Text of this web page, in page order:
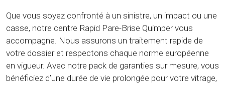
Que vous soyez confronté à un sinistre, un impact ou une
casse, notre centre Rapid Pare-Brise Quimper vous
accompagne. Nous assurons un traitement rapide de
votre dossier et respectons chaque norme européenne
en vigueur. Avec notre pack de garanties sur mesure, vous
bénéficiez d’une durée de vie prolongée pour votre vitrage,